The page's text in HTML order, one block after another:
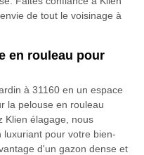
de tout le voisinage à
en rouleau pour
à 31160 en un espace
la pelouse en rouleau
Klien élagage, nous
pour votre bien-
d'un gazon dense et